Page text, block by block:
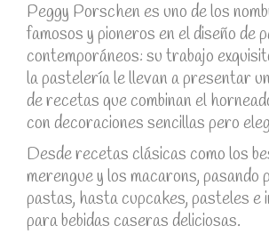
Peggy Porschen es uno de los
famosos y pioneros en el diseño de
contemporáneos: su trabajo
la pastelería le llevan a presentar
de recetas que combinan el
con decoraciones sencillas pero
Desde recetas clásicas como los
merengue y los macarons, pasando
pastas, hasta cupcakes, pasteles e
para bebidas caseras deliciosas.